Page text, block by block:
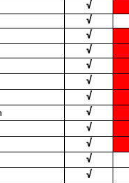
√
√
√
√
√
√
√
√
√
√
√
√